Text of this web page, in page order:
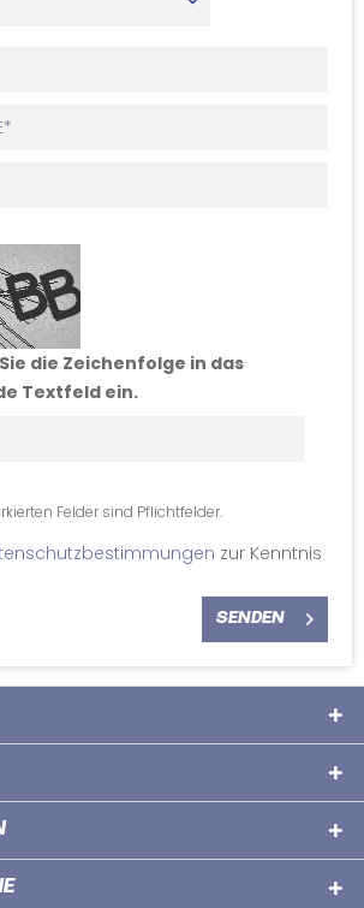
die Zeichenfolge in das
Textfeld ein.
Felder sind Pflichtfelder.
zur Kenntnis
SENDEN